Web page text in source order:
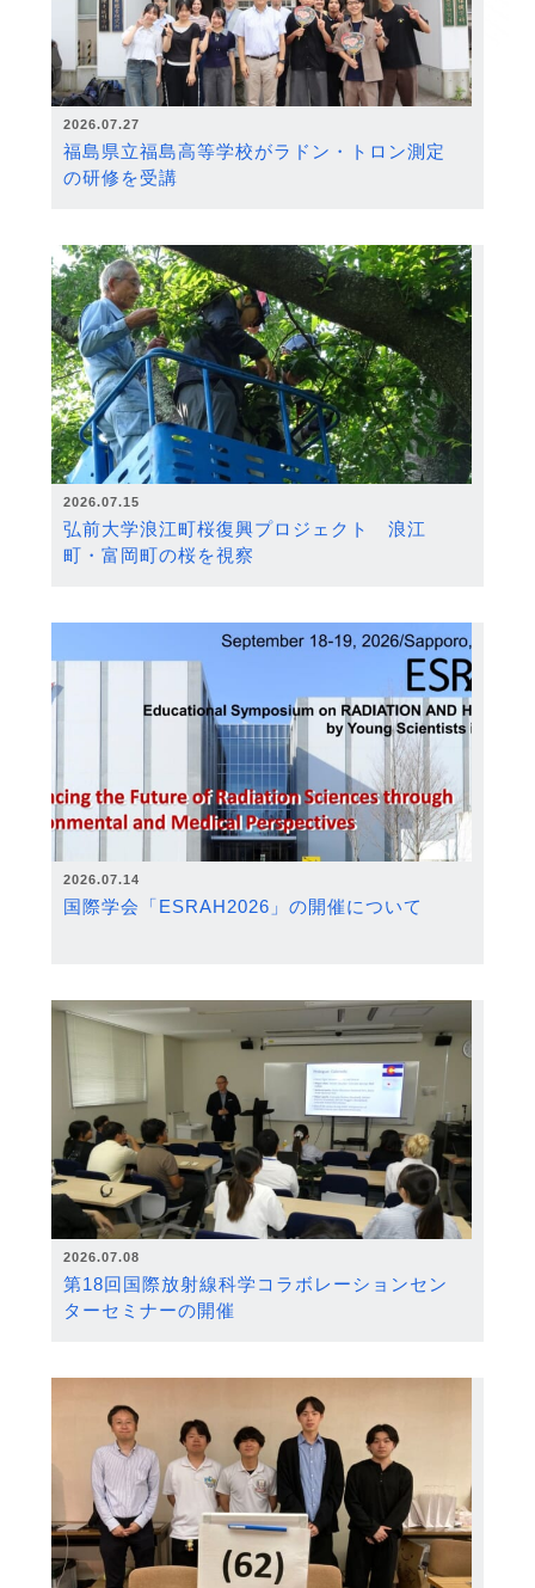
2026.07.27
福島県立福島高等学校がラドン・トロン測定
の研修を受講
2026.07.15
弘前大学浪江町桜復興プロジェクト 浪江
町・富岡町の桜を視察
2026.07.14
国際学会「ESRAH2026」の開催について
2026.07.08
第18回国際放射線科学コラボレーションセン
ターセミナーの開催